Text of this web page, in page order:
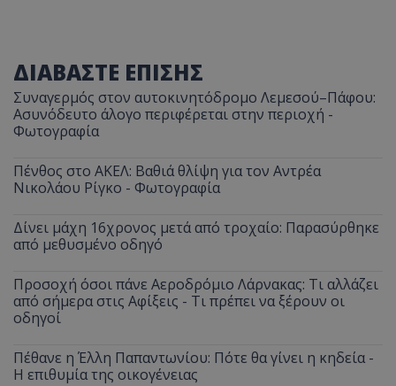
ΔΙΑΒΑΣΤΕ ΕΠΙΣΗΣ
Συναγερμός στον αυτοκινητόδρομο Λεμεσού–Πάφου:
Ασυνόδευτο άλογο περιφέρεται στην περιοχή -
Φωτογραφία
Πένθος στο ΑΚΕΛ: Βαθιά θλίψη για τον Αντρέα
Νικολάου Ρίγκο - Φωτογραφία
Δίνει μάχη 16χρονος μετά από τροχαίο: Παρασύρθηκε
από μεθυσμένο οδηγό
Προσοχή όσοι πάνε Αεροδρόμιο Λάρνακας: Τι αλλάζει
από σήμερα στις Αφίξεις - Τι πρέπει να ξέρουν οι
οδηγοί
Πέθανε η Έλλη Παπαντωνίου: Πότε θα γίνει η κηδεία -
Η επιθυμία της οικογένειας